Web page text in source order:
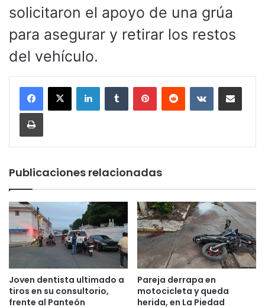
solicitaron el apoyo de una grúa
para asegurar y retirar los restos
del vehículo.
LinkedInTumblr PinterestReddit VKontakteCompartir por
Imprimir
Publicaciones relacionadas
Joven dentista ultimado a
tiros en su consultorio,
frente al Panteón
Pareja derrapa en
motocicleta y queda
herida, en La Piedad